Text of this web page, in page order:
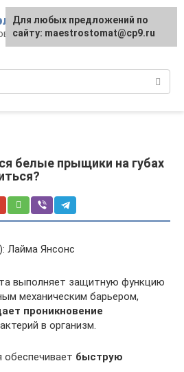
диагностика и
белые прыщики на губах
Лайма Янсонс
выполняет защитную функцию
механическим барьером,
проникновение
в организм.
обеспечивает быструю
Для любых предложений по
сайту: maestrostomat@cp9.ru